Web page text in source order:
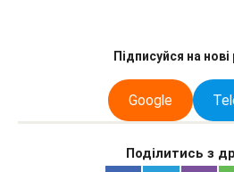
Підписуйся на
Google
Поділитись з